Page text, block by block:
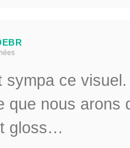
sympa ce visuel.
que nous arons
gloss…